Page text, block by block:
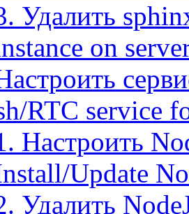
Удалить
on
RTC service
Настроить
Update
Удалить